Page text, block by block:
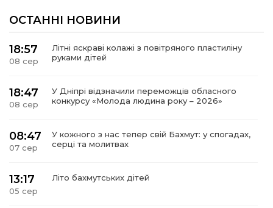
ОСТАННІ НОВИНИ
18:57
08 сер
Літні яскраві колажі з повітряного пластиліну
руками дітей
18:47
08 сер
У Дніпрі відзначили переможців обласного
конкурсу «Молода людина року – 2026»
08:47
07 сер
У кожного з нас тепер свій Бахмут: у спогадах,
серці та молитвах
13:17
05 сер
Літо бахмутських дітей